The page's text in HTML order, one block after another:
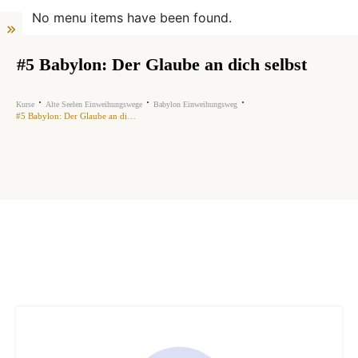
No menu items have been found.
#5 Babylon: Der Glaube an dich selbst
Kurse Alte Seelen Einweihungswege Babylon Einweihungsweg